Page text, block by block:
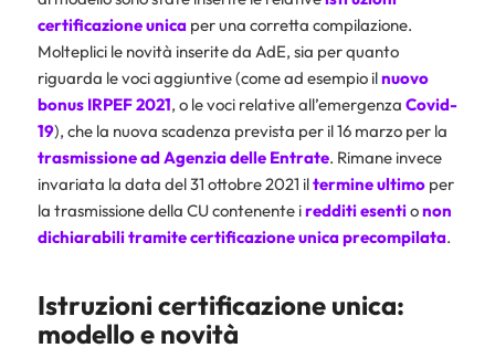
certificazione unicaper una corretta compilazione.
Molteplici le novità inserite da AdE, sia per quanto
riguarda le voci aggiuntive (come ad esempio ilnuovo
bonus IRPEF2021, o le voci relative all’emergenza Covid-
19), che la nuova scadenza prevista per il 16 marzo per la
trasmissione ad Agenzia delle Entrate. Rimane invece
invariata la data del 31 ottobre 2021 iltermine ultimoper
la trasmissione della CU contenente iredditi esentionon
dichiarabili tramitecertificazione unica precompilata.
Istruzioni certificazione unica:
modello e novità